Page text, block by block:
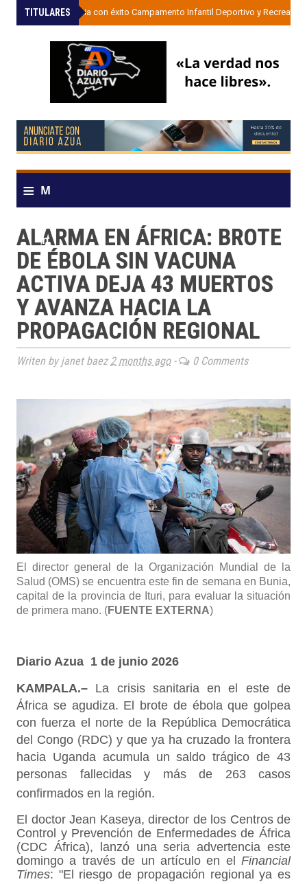
TITULARES
»UDESA inicia con éxito Campamento Infantil Deportivo y
≡ M
n
u
ALARMA EN ÁFRICA: BROTE
DE ÉBOLA SIN VACUNA
ACTIVA DEJA 43 MUERTOS
Y AVANZA HACIA LA
PROPAGACIÓN REGIONAL
Writen by janet baez 2 months ago- 0 Comments
El director general de la Organización Mundial de la
Salud (OMS) se encuentra este fin de semana en Bunia,
capital de la provincia de Ituri, para evaluar la situación
de primera mano. (FUENTE EXTERNA)
Diario Azua 1 de junio 2026
KAMPALA.– La crisis sanitaria en el este de
África se agudiza. El brote de ébola que golpea
con fuerza el norte de la República Democrática
del Congo (RDC) y que ya ha cruzado la frontera
hacia Uganda acumula un saldo trágico de 43
personas fallecidas y más de 263 casos
confirmados en la región.
El doctor Jean Kaseya, director de los Centros de
Control y Prevención de Enfermedades de África
(CDC África), lanzó una seria advertencia este
domingo a través de un artículo en el Financial
Times: "El riesgo de propagación regional ya es